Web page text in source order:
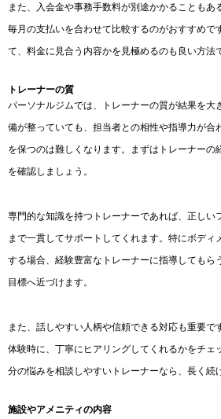
また、入会金や事務手数料が別途かかることもあ
毎月の支払いを合わせて比較するのがおすすめで
て、料金に見合う内容かを見極めるのも良い方法
トレーナーの質
パーソナルジムでは、トレーナーの質が結果を大
備が整っていても、担当者との相性や指導力が合
を保つのは難しくなります。まずはトレーナーの
を確認しましょう。
専門的な知識を持つトレーナーであれば、正しい
まで一貫してサポートしてくれます。特にボディ
する場合、経験豊富なトレーナーに指導してもら
目標へ近づけます。
また、話しやすい人柄や信頼できる対応も重要で
体験時に、丁寧にヒアリングしてくれるかをチェ
分の悩みを相談しやすいトレーナーなら、長く続
施設やアメニティの内容